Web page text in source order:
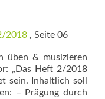
2018 , Seite 06
üben & mu­sizieren
„Das Heft 2/2018
sein. Inhaltlich soll
– Prägung durch